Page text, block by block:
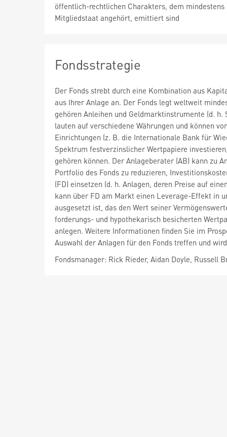
öffentlich-rechtlichen Charakters, dem mindestens
Mitgliedstaat angehört, emittiert sind
Fondsstrategie
Der Fonds strebt durch eine Kombination aus
aus Ihrer Anlage an. Der Fonds legt weltweit
gehören Anleihen und Geldmarktinstrumente (d.
lauten auf verschiedene Währungen und können
Einrichtungen (z. B. die Internationale Bank für
Spektrum festverzinslicher Wertpapiere
gehören können. Der Anlageberater (AB) kann zu
Portfolio des Fonds zu reduzieren,
(FD) einsetzen (d. h. Anlagen, deren Preise auf
kann über FD am Markt einen Leverage-Effekt in
ausgesetzt ist, das den Wert seiner
forderungs- und hypothekarisch besicherten
anlegen. Weitere Informationen finden Sie im
Auswahl der Anlagen für den Fonds treffen und
Fondsmanager: Rick Rieder, Aidan Doyle, Russell